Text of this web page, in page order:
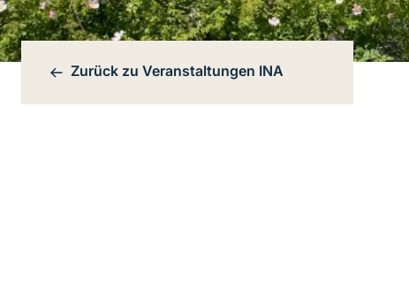
Bereichsnavigation
Zurück zu Veranstaltungen INA